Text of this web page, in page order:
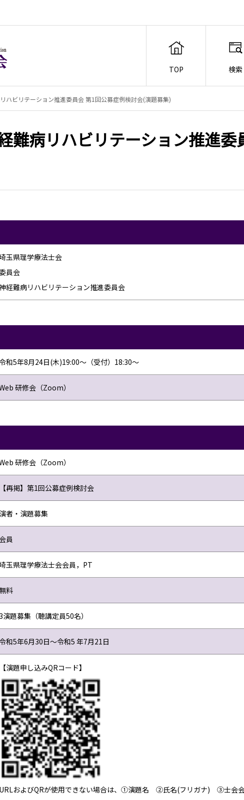
TOP 検索
ハビリテーション推進委員会 第1回公募症例検討会(演題募集)
難病リハビリテーション推進
玉県理学療法士会
員会
経難病リハビリテーション推進委員会
和5年8月24日(木)19:00～（受付）18:30～
研修会（Zoom）
研修会（Zoom）
【再掲】第1回公募症例検討会
演者・演題募集
会員
玉県理学療法士会会員，PT
無料
演題募集（聴講定員50名）
和5年6月30日～令和5 年7月21日
【演題申し込みQRコード】
URLおよびQRが使用できない場合は、①演題名 ②氏名(フリガナ) ③士